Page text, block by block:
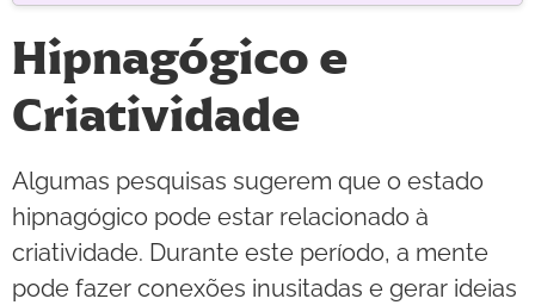
Hipnagógico e
Criatividade
Algumas pesquisas sugerem que o estado
hipnagógico pode estar relacionado à
criatividade. Durante este período, a mente
pode fazer conexões inusitadas e gerar ideias